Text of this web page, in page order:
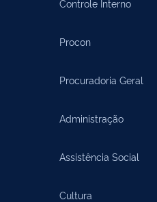
Controle Interno
Procon
Procuradoria Geral
Administração
Assistência Social
Cultura